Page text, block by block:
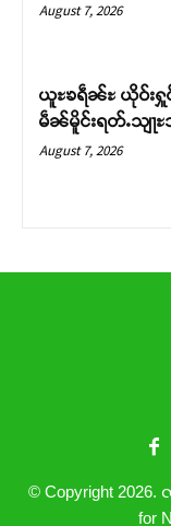
August 7, 2026
ယူႊၶရဵၼ်ႊ ယိုဝ်းႁူ
မဵၼ်မိူင်းရတ်ႉသျႃ
August 7, 2026
© Copyright 2026.
for